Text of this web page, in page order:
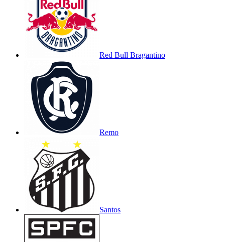
Red Bull Bragantino
Remo
Santos